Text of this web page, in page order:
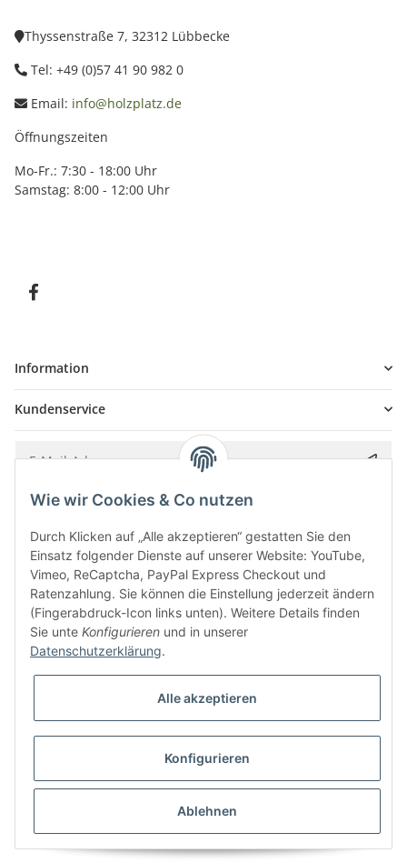
Thyssenstraße 7, 32312 Lübbecke
Tel: +49 (0)57 41 90 982 0
Email: info@holzplatz.de
Öffnungszeiten
Mo-Fr.: 7:30 - 18:00 Uhr
Samstag: 8:00 - 12:00 Uhr
Information
Kundenservice
Bitte senden Sie mir entsprechend IhrerDatenschutzerklärung
* Alle Preise inkl. gesetzlicher USt., zzgl.
Besucherzähler: 5846597
UmsetzungVlarom E-Commerce Agentur| Powered byJTL-Shop|
CLEARIX JTL-Shop Template
Wie wir Cookies & Co nutzen
Durch Klicken auf „Alle akzeptieren“ gestatten Sie den
Einsatz folgender Dienste auf unserer Website: YouTube,
Vimeo, ReCaptcha, PayPal Express Checkout und
Ratenzahlung. Sie können die Einstellung jederzeit ändern
(Fingerabdruck-Icon links unten). Weitere Details finden
Sie unte Konfigurieren und in unserer
Datenschutzerklärung.
Alle akzeptieren
Konfigurieren
Ablehnen